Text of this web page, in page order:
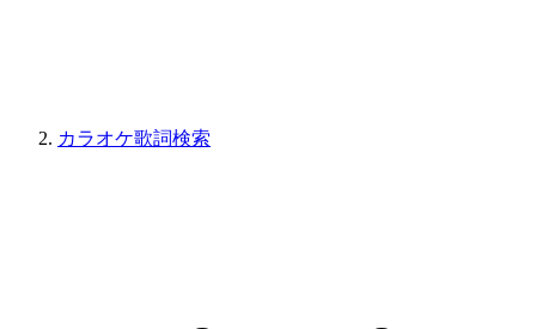
カラオケ歌詞検索